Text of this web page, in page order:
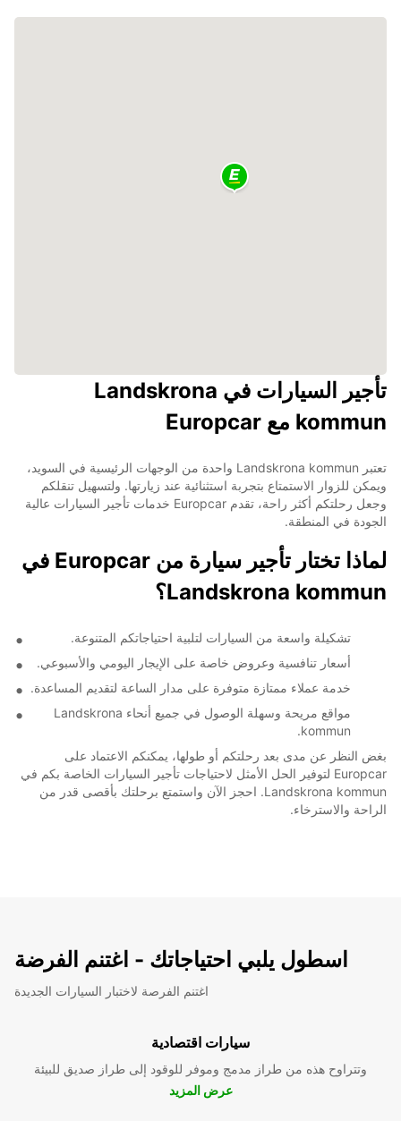
تأجير السيارات في Landskrona
kommun مع Europcar
تعتبر Landskrona kommun واحدة من الوجهات الرئيسية في السويد،
ويمكن للزوار الاستمتاع بتجربة استثنائية عند زيارتها. ولتسهيل تنقلكم
وجعل رحلتكم أكثر راحة، تقدم Europcar خدمات تأجير السيارات عالية
الجودة في المنطقة.
لماذا تختار تأجير سيارة من Europcar في
Landskrona kommun؟
تشكيلة واسعة من السيارات لتلبية احتياجاتكم المتنوعة.
أسعار تنافسية وعروض خاصة على الإيجار اليومي والأسبوعي.
خدمة عملاء ممتازة متوفرة على مدار الساعة لتقديم المساعدة.
مواقع مريحة وسهلة الوصول في جميع أنحاء Landskrona
kommun.
بغض النظر عن مدى بعد رحلتكم أو طولها، يمكنكم الاعتماد على
Europcar لتوفير الحل الأمثل لاحتياجات تأجير السيارات الخاصة بكم في
Landskrona kommun. احجز الآن واستمتع برحلتك بأقصى قدر من
الراحة والاسترخاء.
اسطول يلبي احتياجاتك - اغتنم الفرضة
اغتنم الفرصة لاختبار السيارات الجديدة
سيارات اقتصادية
وتتراوح هذه من طراز مدمج وموفر للوقود إلى طراز صديق للبيئة
عرض المزيد